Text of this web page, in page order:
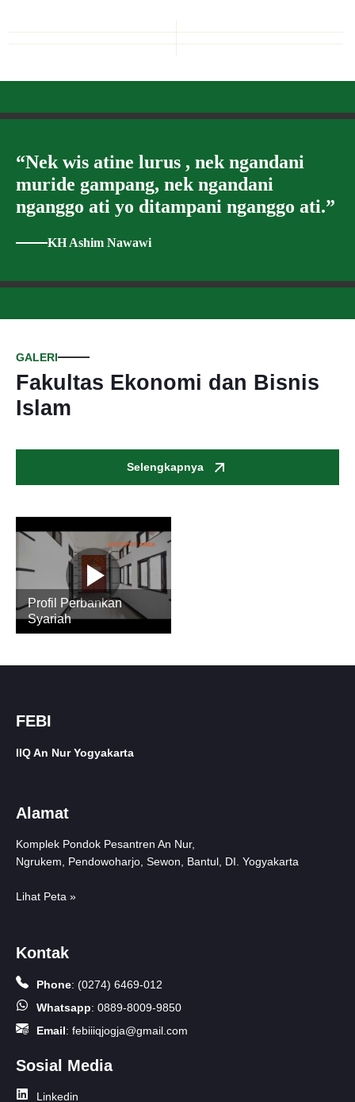
“Nek wis atine lurus , nek ngandani
muride gampang, nek ngandani
nganggo ati yo ditampani nganggo ati.”
KH Ashim Nawawi
GALERI
Fakultas Ekonomi dan Bisnis
Islam
Selengkapnya
Profil Perbankan
Syariah
FEBI
IIQ An Nur Yogyakarta
Alamat
Komplek Pondok Pesantren An Nur,
Ngrukem, Pendowoharjo, Sewon, Bantul, DI. Yogyakarta
Lihat Peta »
Kontak
Phone: (0274) 6469-012
Whatsapp: 0889-8009-9850
Email: febiiiqjogja@gmail.com
Sosial Media
Linkedin